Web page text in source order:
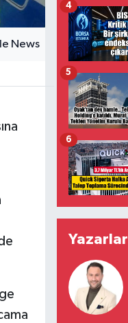
4
5
6
Yazarlar